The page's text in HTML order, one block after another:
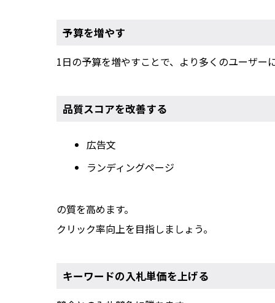
予算を増やす
1日の予算を増やすことで、より多くのユーザー
品質スコアを改善する
広告文
ランディングページ
の質を高めます。
クリック率向上を目指しましょう。
キーワードの入札単価を上げる